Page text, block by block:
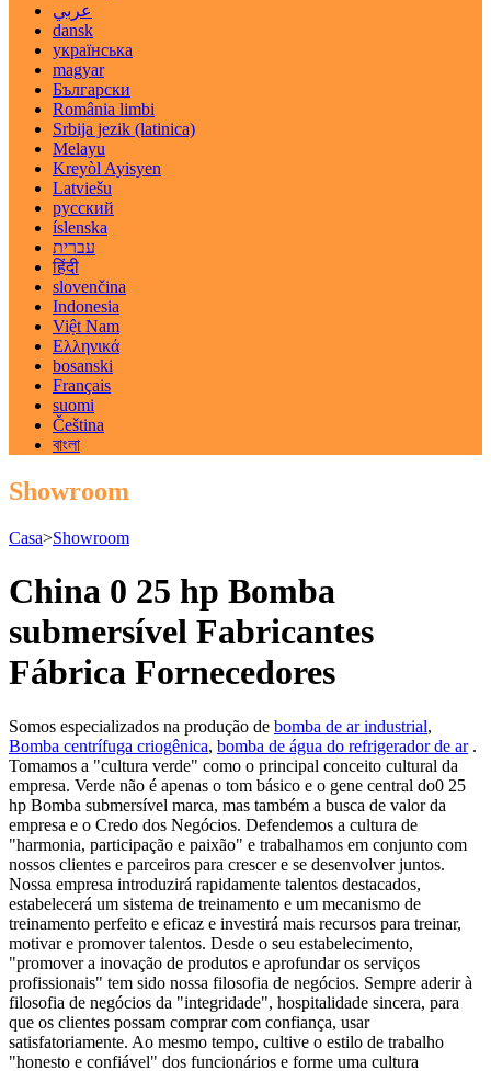
عربي
dansk
українська
magyar
Български
România limbi
Srbija jezik (latinica)
Melayu
Kreyòl Ayisyen
Latviešu
русский
íslenska
עברית
हिंदी
slovenčina
Indonesia
Việt Nam
Ελληνικά
bosanski
Français
suomi
Čeština
বাংলা
Showroom
Casa>Showroom
China 0 25 hp Bomba
submersível Fabricantes
Fábrica Fornecedores
Somos especializados na produção de bomba de ar industrial,
Bomba centrífuga criogênica, bomba de água do refrigerador de ar.
Tomamos a "cultura verde" como o principal conceito cultural da
empresa. Verde não é apenas o tom básico e o gene central do0 25
hp Bomba submersível marca, mas também a busca de valor da
empresa e o Credo dos Negócios. Defendemos a cultura de
"harmonia, participação e paixão" e trabalhamos em conjunto com
nossos clientes e parceiros para crescer e se desenvolver juntos.
Nossa empresa introduzirá rapidamente talentos destacados,
estabelecerá um sistema de treinamento e um mecanismo de
treinamento perfeito e eficaz e investirá mais recursos para treinar,
motivar e promover talentos. Desde o seu estabelecimento,
"promover a inovação de produtos e aprofundar os serviços
profissionais" tem sido nossa filosofia de negócios. Sempre aderir à
filosofia de negócios da "integridade", hospitalidade sincera, para
que os clientes possam comprar com confiança, usar
satisfatoriamente. Ao mesmo tempo, cultive o estilo de trabalho
"honesto e confiável" dos funcionários e forme uma cultura